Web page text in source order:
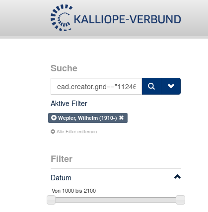
Suche
Aktive Filter
Wepler, Wilhelm (1910-)
Alle Filter entfernen
Filter
Datum